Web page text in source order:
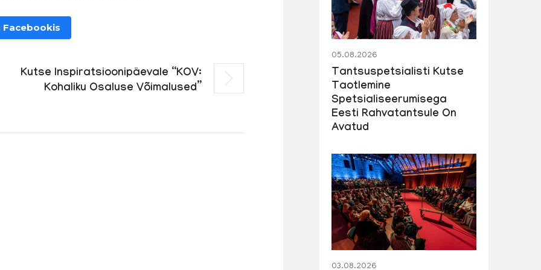
Facebookis
Kutse Inspiratsioonipäevale “KOV:
Kohaliku Osaluse Võimalused”
05.08.2026
Tantsuspetsialisti Kutse
Taotlemine
Spetsialiseerumisega
Eesti Rahvatantsule On
Avatud
03.08.2026